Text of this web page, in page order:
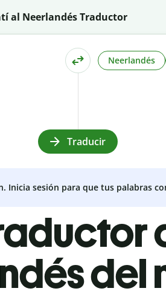
al Neerlandés Traductor
Neerlandés
Traducir
Inicia sesión para que tus palabras
del